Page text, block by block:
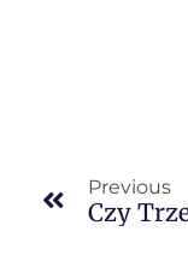
Previous